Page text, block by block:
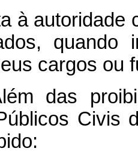
à autoridade
cargos ou
das
Civis